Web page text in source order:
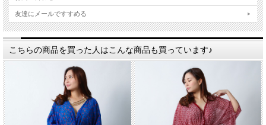
友達にメールですすめる
こちらの商品を買った人はこんな商品も買っています♪